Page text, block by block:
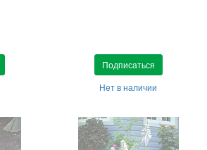
Подписаться
Нет в наличии